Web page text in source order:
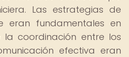
Las estrategias de
eran fundamentales en
la coordinación entre los
efectiva eran